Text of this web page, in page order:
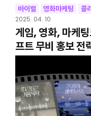
바이럴 영화마케팅 콜
2025. 04. 10
게임, 영화, 마케
프트 무비 홍보 전